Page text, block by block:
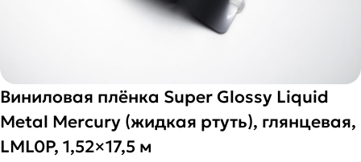
Виниловая плёнка Super Glossy Liquid
Metal Mercury (жидкая ртуть), глянцевая,
LML0P, 1,52×17,5 м